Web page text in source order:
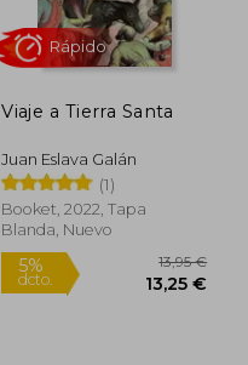
5%
dcto.
Viaje a Tierra Santa
Juan Eslava Galán
(1)
Booket, 2022, Tapa
Blanda, Nuevo